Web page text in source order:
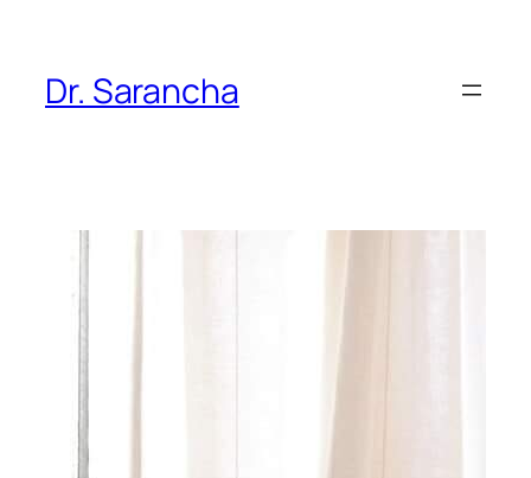
sadržaja
Dr. Sarancha